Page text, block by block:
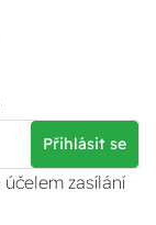
Přihlásit se
zasílání